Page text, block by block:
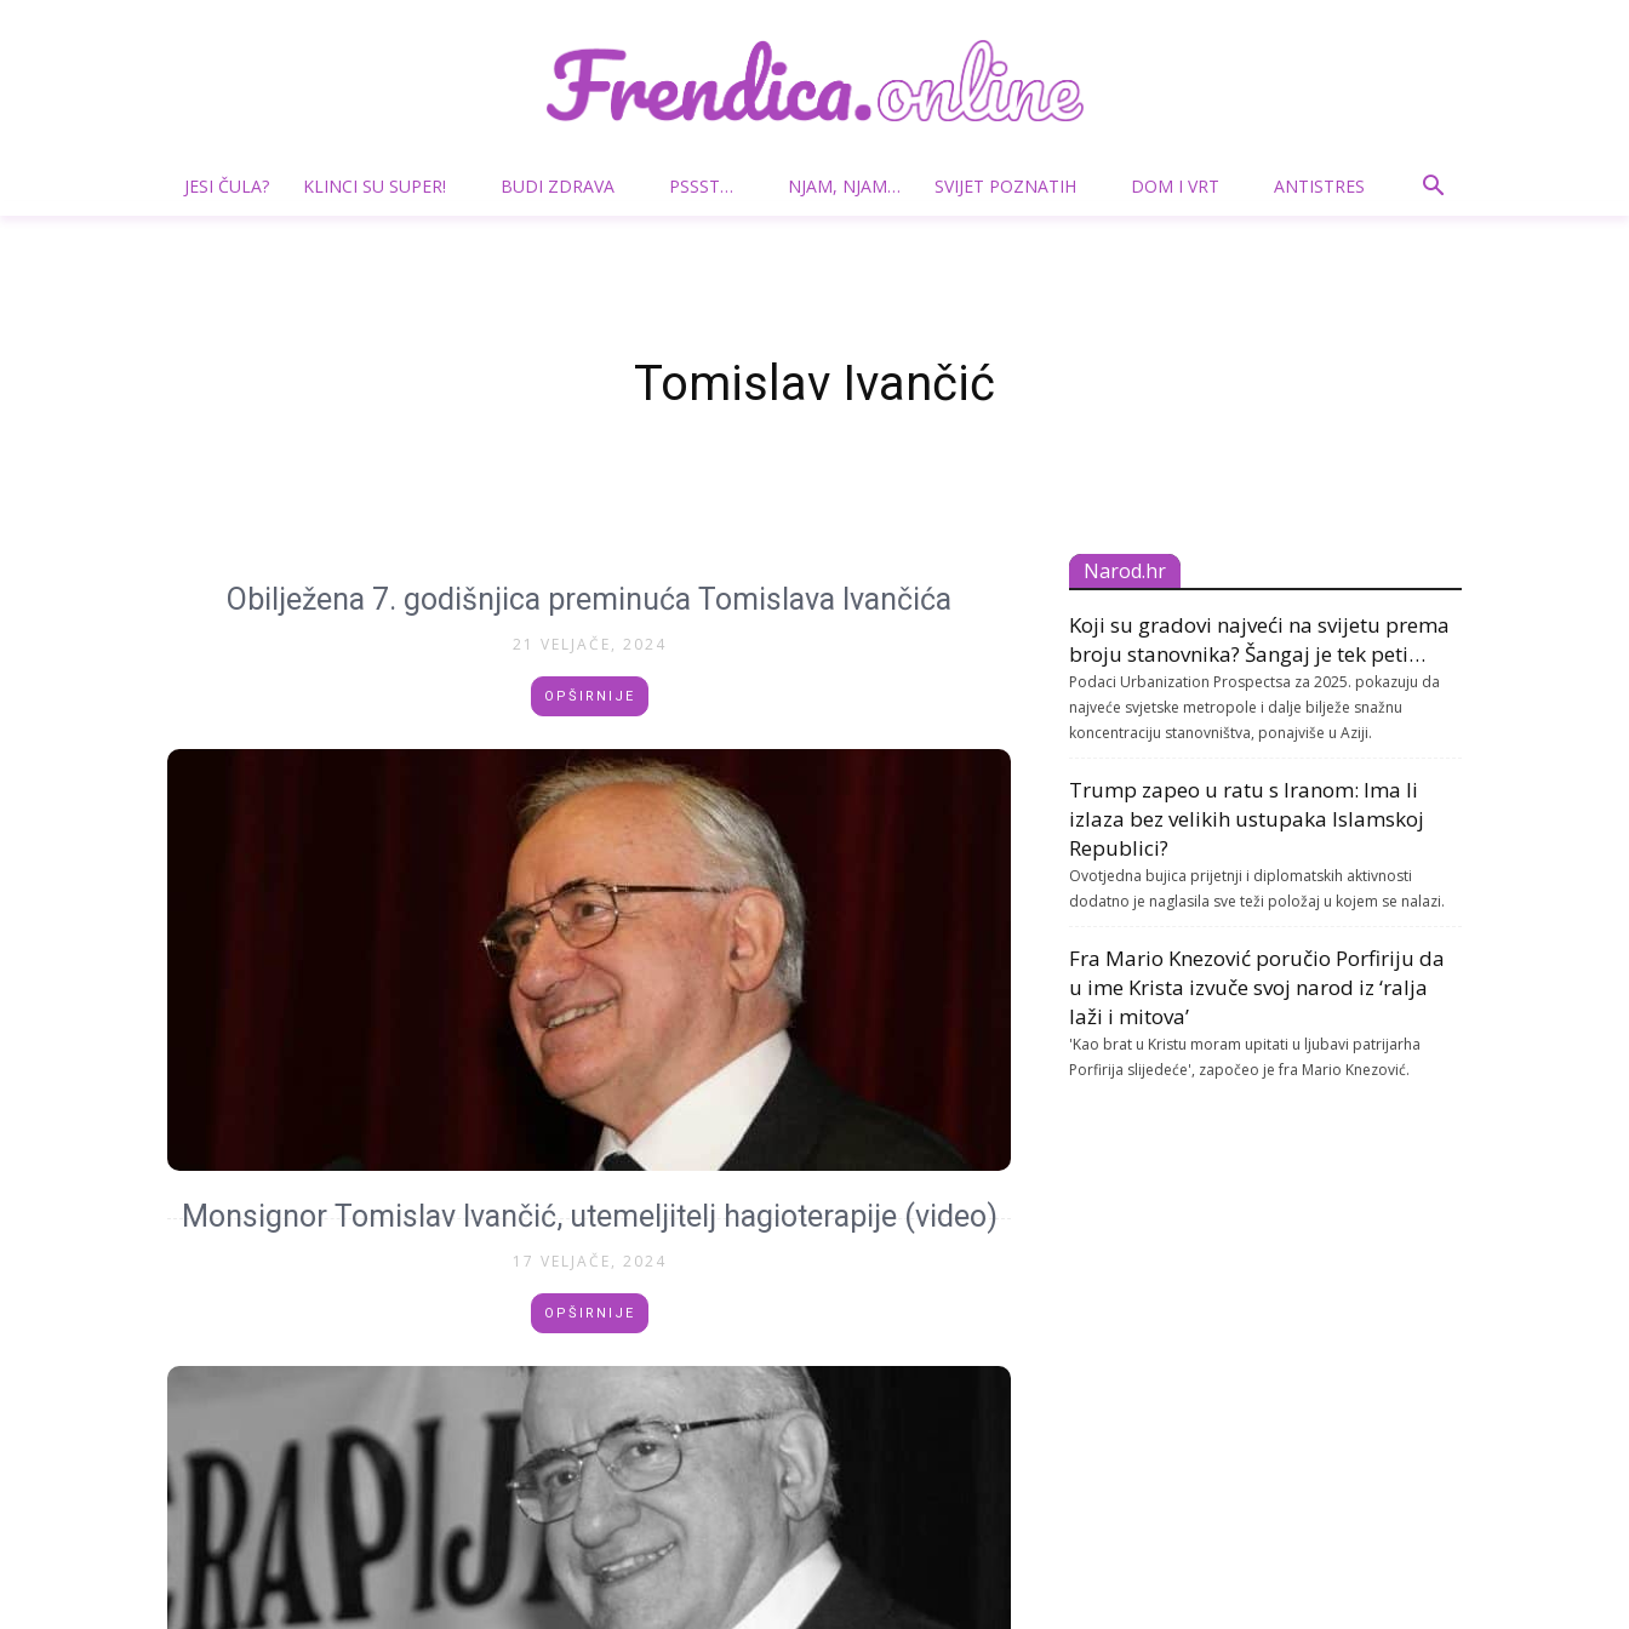
Frendica.online
JESI ČULA? KLINCI SU SUPER! BUDI ZDRAVA PSSST… NJAM, NJAM… SVIJET POZNATIH DOM I VRT ANTISTRES
Tomislav Ivančić
Obilježena 7. godišnjica preminuća Tomislava Ivančića
21 VELJAČE, 2024
OPŠIRNIJE
Monsignor Tomislav Ivančić, utemeljitelj hagioterapije (video)
17 VELJAČE, 2024
OPŠIRNIJE
Narod.hr
Koji su gradovi najveći na svijetu prema
broju stanovnika? Šangaj je tek peti…
Podaci Urbanization Prospectsa za 2025. pokazuju da
najveće svjetske metropole i dalje bilježe snažnu
koncentraciju stanovništva, ponajviše u Aziji.
Trump zapeo u ratu s Iranom: Ima li
izlaza bez velikih ustupaka Islamskoj
Republici?
Ovotjedna bujica prijetnji i diplomatskih aktivnosti
dodatno je naglasila sve teži položaj u kojem se nalazi.
Fra Mario Knezović poručio Porfiriju da
u ime Krista izvuče svoj narod iz ‘ralja
laži i mitova’
'Kao brat u Kristu moram upitati u ljubavi patrijarha
Porfirija slijedeće', započeo je fra Mario Knezović.